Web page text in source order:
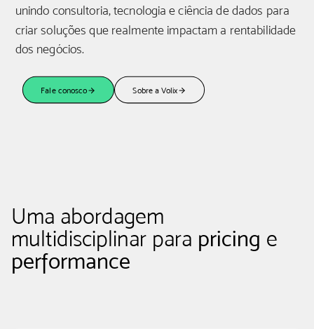
unindo consultoria, tecnologia e ciência de dados para
criar soluções que realmente impactam a rentabilidade
dos negócios.
Fale conosco Sobre a Volix
Uma abordagem
multidisciplinar para pricing e
performance